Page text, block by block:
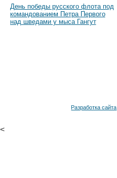
День победы русского флота под
командованием Петра Первого
над шведами у мыса Гангут
Разработка сайта
<